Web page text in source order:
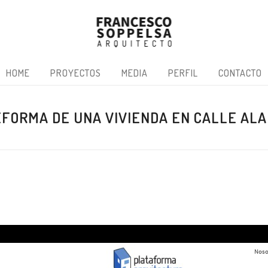
HOME PROYECTOS MEDIA PERFIL CONTACTO
DE UNA VIVIENDA EN CALLE